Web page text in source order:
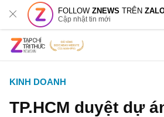
FOLLOWZNEWS TRÊN
Cập nhật tin mới
KINH DOANH
TP.HCM duyệt dự